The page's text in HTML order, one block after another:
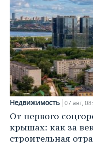
Недвижимость 07 авг,
От первого
крышах: как за
строительная